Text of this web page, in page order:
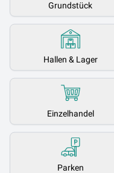
Grundstück
Hallen & Lager
Einzelhandel
Parken